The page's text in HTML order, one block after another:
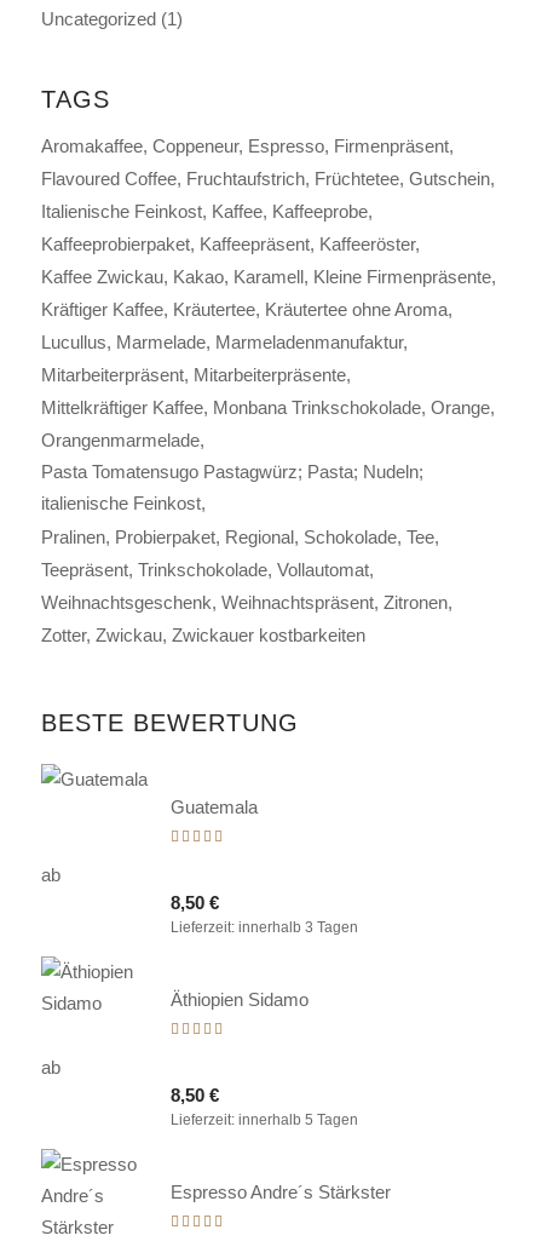
Uncategorized (1)
TAGS
Aromakaffee Coppeneur Espresso Firmenpräsent
Flavoured Coffee Fruchtaufstrich Früchtetee Gutschein
Italienische Feinkost Kaffee Kaffeeprobe
Kaffeeprobierpaket Kaffeepräsent Kaffeeröster
Kaffee Zwickau Kakao Karamell Kleine Firmenpräsente
Kräftiger Kaffee Kräutertee Kräutertee ohne Aroma
Lucullus Marmelade Marmeladenmanufaktur
Mitarbeiterpräsent Mitarbeiterpräsente
Mittelkräftiger Kaffee Monbana Trinkschokolade Orange
Orangenmarmelade
Pasta Tomatensugo Pastagwürz; Pasta; Nudeln;
italienische Feinkost
Pralinen Probierpaket Regional Schokolade Tee
Teepräsent Trinkschokolade Vollautomat
Weihnachtsgeschenk Weihnachtspräsent Zitronen
Zotter Zwickau Zwickauer kostbarkeiten
BESTE BEWERTUNG
Guatemala
von 5
ab
8,50 €
Lieferzeit: innerhalb 3 Tagen
Äthiopien Sidamo
von 5
ab
8,50 €
Lieferzeit: innerhalb 5 Tagen
Espresso Andre´s Stärkster